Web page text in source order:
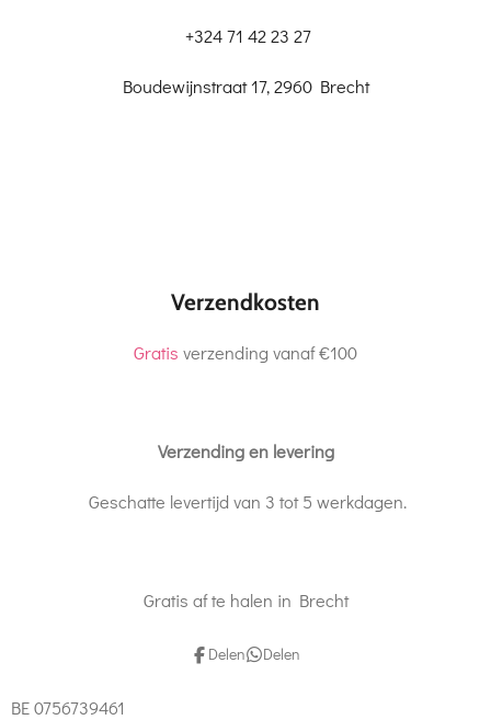
+324 71 42 23 27
Boudewijnstraat 17, 2960 Brecht
Verzendkosten
Gratis verzending vanaf €100
Verzending en levering
Geschatte levertijd van 3 tot 5 werkdagen.
Gratis af te halen in Brecht
Delen Delen
BE 0756739461